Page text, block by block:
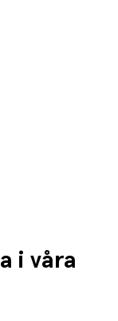
i våra